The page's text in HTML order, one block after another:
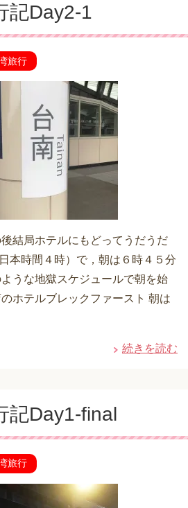
記Day2-1
旅行
結局ホテルにもどってうだうだ
本時間４時）で，朝は６時４５分
うな地獄スケジュールで朝を始
ホテルブレックファースト 朝は
続きを読む
記Day1-final
旅行